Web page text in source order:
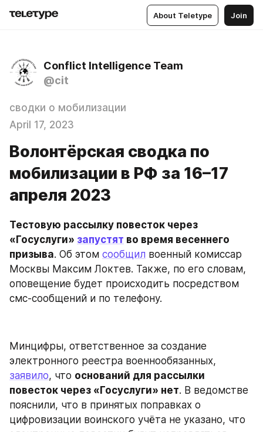
About Teletype Join
Conflict Intelligence Team
@cit
сводки о мобилизации
April 17, 2023
Волонтёрская сводка по
мобилизации в РФ за 16–17
апреля 2023
Тестовую рассылку повесток через
«Госуслуги» запустят во время весеннего
призыва. Об этом сообщил военный комиссар
Москвы Максим Локтев. Также, по его словам,
оповещение будет происходить посредством
смс-сообщений и по телефону.
Минцифры, ответственное за создание
заявило, что оснований для рассылки
повесток через «Госуслуги» нет. В ведомстве
пояснили, что в принятых поправках о
цифровизации воинского учёта не указано, что